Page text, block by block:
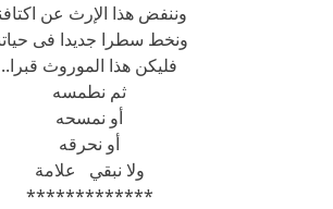
وننفض هذا الإرث عن
ونخط سطرا جديدا فى
فليكن هذا الموروث قبرا..
ثم نطمسه
أو نمسحه
أو نحرقه
ولا نبقي علامة
*************